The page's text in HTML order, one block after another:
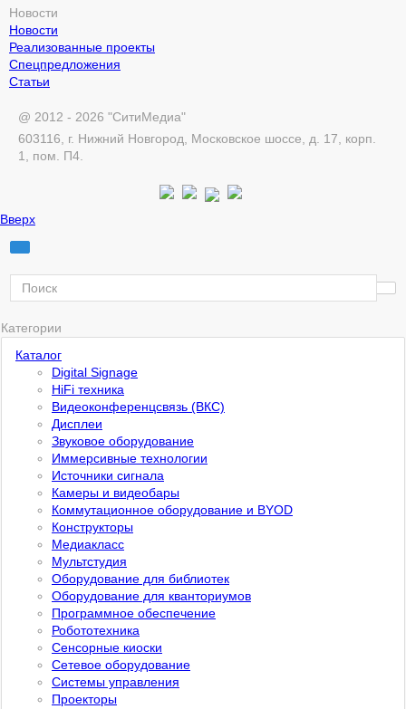
Новости
Новости
Реализованные проекты
Спецпредложения
Статьи
@ 2012 - 2026 "СитиМедиа"
603116, г. Нижний Новгород, Московское шоссе, д. 17, корп.
1, пом. П4.
Вверх
Категории
Каталог
Digital Signage
HiFi техника
Видеоконференцсвязь (ВКС)
Дисплеи
Звуковое оборудование
Иммерсивные технологии
Источники сигнала
Камеры и видеобары
Коммутационное оборудование и BYOD
Конструкторы
Медиакласс
Мультстудия
Оборудование для библиотек
Оборудование для кванториумов
Программное обеспечение
Робототехника
Сенсорные киоски
Сетевое оборудование
Системы управления
Проекторы